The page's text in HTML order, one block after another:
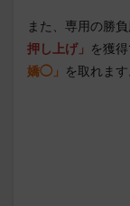
また、専用の勝
押し上げ」 を獲
嬌◯」 を取れます